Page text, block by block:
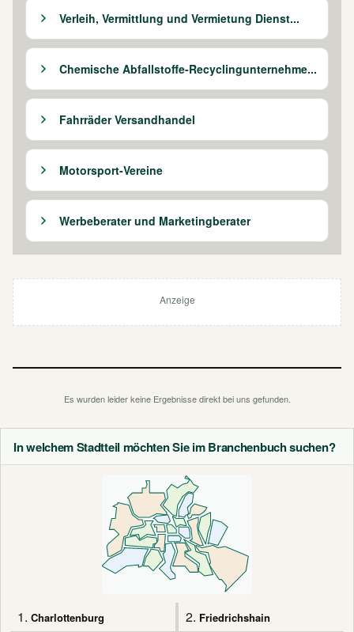
In welchem Stadtteil möchten Sie im Branchenbuch suchen?
1. Charlottenburg 2. Friedrichshain
Verleih, Vermittlung und Vermietung Dienst...
Chemische Abfallstoffe-Recyclingunternehme...
Fahrräder Versandhandel
Motorsport-Vereine
Werbeberater und Marketingberater
Anzeige
Es wurden leider keine Ergebnisse direkt bei uns gefunden.